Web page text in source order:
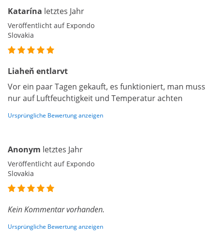
Katarína letztes Jahr
Veröffentlicht auf Expondo
Slovakia
Liaheň entlarvt
Vor ein paar Tagen gekauft, es funktioniert, man muss
nur auf Luftfeuchtigkeit und Temperatur achten
Ursprüngliche Bewertung anzeigen
Anonym letztes Jahr
Veröffentlicht auf Expondo
Slovakia
Kein Kommentar vorhanden.
Ursprüngliche Bewertung anzeigen